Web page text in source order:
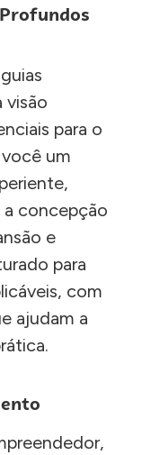
visão
para o
um
concepção
e
para
com
ajudam a